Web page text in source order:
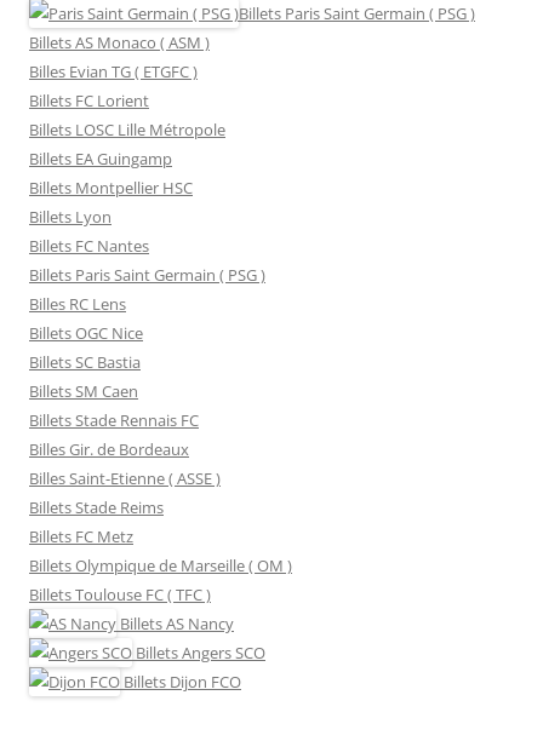
Billets Paris Saint Germain ( PSG )
Billets AS Monaco ( ASM )
Billes Evian TG ( ETGFC )
Billets FC Lorient
Billets LOSC Lille Métropole
Billets EA Guingamp
Billets Montpellier HSC
Billets Lyon
Billets FC Nantes
Billets Paris Saint Germain ( PSG )
Billes RC Lens
Billets OGC Nice
Billets SC Bastia
Billets SM Caen
Billets Stade Rennais FC
Billes Gir. de Bordeaux
Billes Saint-Etienne ( ASSE )
Billets Stade Reims
Billets FC Metz
Billets Olympique de Marseille ( OM )
Billets Toulouse FC ( TFC )
BilletsAS Nancy
BilletsAngers SCO
Billets Dijon FCO